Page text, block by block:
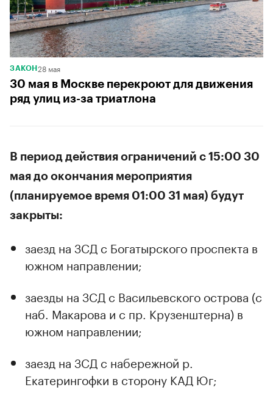
ЗАКОН 28 мая
30 мая в Москве перекроют для движения
ряд улиц из-за триатлона
В период действия ограничений с 15:00 30
мая до окончания мероприятия
(планируемое время 01:00 31 мая) будут
закрыты:
заезд на ЗСД с Богатырского проспекта в
южном направлении;
заезды на ЗСД с Васильевского острова (с
наб. Макарова и с пр. Крузенштерна) в
южном направлении;
заезд на ЗСД с набережной р.
Екатерингофки в сторону КАД Юг;